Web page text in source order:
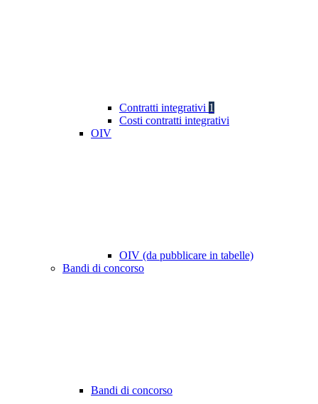
Contratti integrativi 1
Costi contratti integrativi
OIV
OIV (da pubblicare in tabelle)
Bandi di concorso
Bandi di concorso